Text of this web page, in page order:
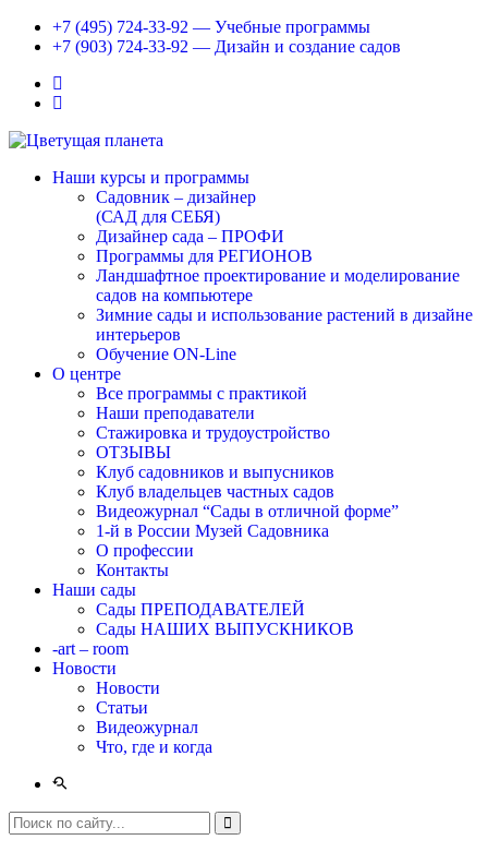
+7 (495) 724-33-92 — Учебные программы
+7 (903) 724-33-92 — Дизайн и создание садов
Наши курсы и программы
Садовник – дизайнер
(САД для СЕБЯ)
Дизайнер сада – ПРОФИ
Программы для РЕГИОНОВ
Ландшафтное проектирование и моделирование
садов на компьютере
Зимние сады и использование растений в дизайне
интерьеров
Обучение ON-Line
О центре
Все программы с практикой
Наши преподаватели
Стажировка и трудоустройство
ОТЗЫВЫ
Клуб садовников и выпусников
Клуб владельцев частных садов
Видеожурнал “Сады в отличной форме”
1-й в России Музей Садовника
О профессии
Контакты
Наши сады
Сады ПРЕПОДАВАТЕЛЕЙ
Сады НАШИХ ВЫПУСКНИКОВ
-art – room
Новости
Новости
Статьи
Видеожурнал
Что, где и когда